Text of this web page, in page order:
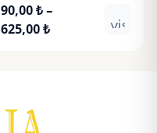
90,00₺–
625,00₺Fiyat